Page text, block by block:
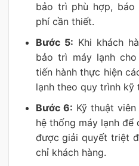
bảo trì phù hợp,
phí cần thiết.
Bước 5: Khi khách
bảo trì máy lạnh
tiến hành thực hiện
lạnh theo quy trình kỹ
Bước 6: Kỹ thuật
hệ thống máy lạnh để
được giải quyết triệt
chỉ khách hàng.